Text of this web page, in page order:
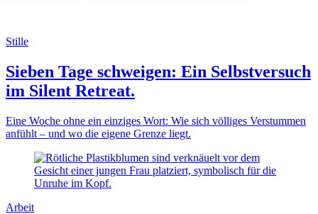
Stille
Sieben Tage schweigen: Ein Selbstversuch
im Silent Retreat.
Eine Woche ohne ein einziges Wort: Wie sich völliges Verstummen
anfühlt – und wo die eigene Grenze liegt.
Arbeit